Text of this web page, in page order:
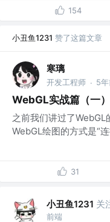
154
小丑鱼1231 赞了这篇文章
寒璃
开发工程师 · 5年
WebGL实战篇（一
之前我们讲过了WebGL
WebGL绘图的方式是“
31
小丑鱼1231 关
前端